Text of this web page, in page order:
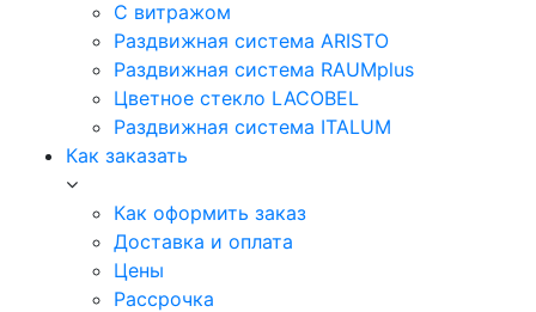
C витражом
Раздвижная система ARISTO
Раздвижная система RAUMplus
Цветное стекло LACOBEL
Раздвижная система ITALUM
Как заказать
Как оформить заказ
Доставка и оплата
Цены
Рассрочка